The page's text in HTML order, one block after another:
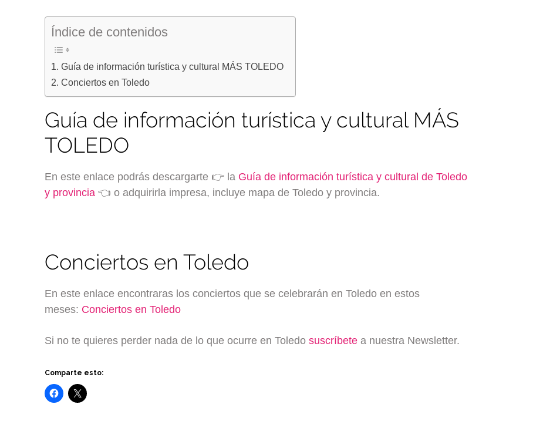
Índice de contenidos
Guía de información turística y cultural MÁS TOLEDO
Conciertos en Toledo
Guía de información turística y cultural MÁS
TOLEDO
En este enlace podrás descargarte 👉 la Guía de información turística y cultural de Toledo
y provincia 👈 o adquirirla impresa, incluye mapa de Toledo y provincia.
Conciertos en Toledo
En este enlace encontraras los conciertos que se celebrarán en Toledo en estos
meses: Conciertos en Toledo
Si no te quieres perder nada de lo que ocurre en Toledosuscríbete a nuestra Newsletter.
Comparte esto: